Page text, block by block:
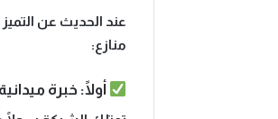
عند الحديث عن التميز
منازع:
أولًا: خبرة